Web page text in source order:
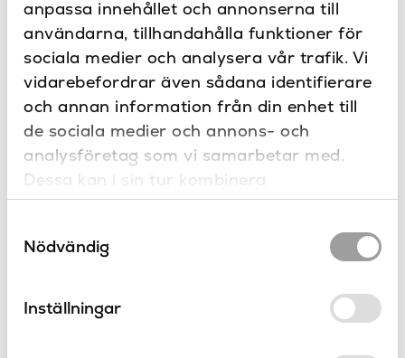
anpassa innehållet och annonserna till
användarna, tillhandahålla funktioner för
sociala medier och analysera vår trafik. Vi
vidarebefordrar även sådana identifierare
och annan information från din enhet till
de sociala medier och annons- och
analysföretag som vi samarbetar med.
Dessa kan i sin tur kombinera
informationen med annan information som
samlat in när du har använt deras tjänster.
Nödvändig
Inställningar
i serien Classic
Classic benställning